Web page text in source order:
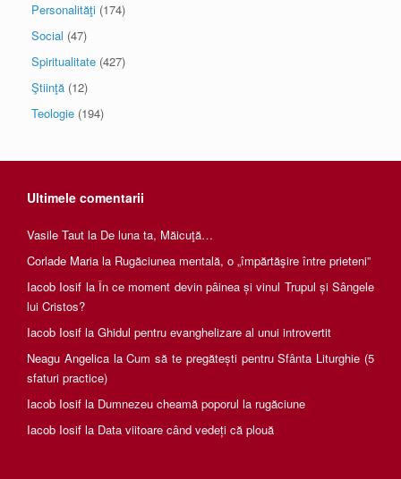
Personalităţi (174)
Social (47)
Spiritualitate (427)
Ştiinţă (12)
Teologie (194)
Ultimele comentarii
Vasile Taut la De luna ta, Măicuţă…
Corlade Maria la Rugăciunea mentală, o „împărtăşire între prieteni”
Iacob Iosif la În ce moment devin pâinea și vinul Trupul și Sângele
lui Cristos?
Iacob Iosif la Ghidul pentru evanghelizare al unui introvertit
Neagu AngelicalaCum să te pregătești pentru Sfânta Liturghie (5
sfaturi practice)
Iacob Iosif la Dumnezeu cheamă poporul la rugăciune
Iacob Iosif la Data viitoare când vedeți că plouă